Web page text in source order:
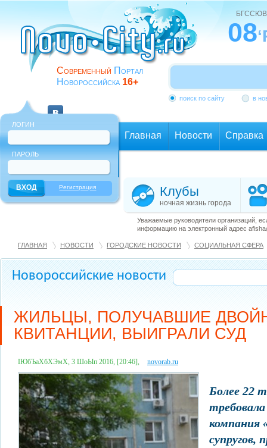
Современный Портал
Новороссийска 16+
08
поиск по сайту в
ЛОГИН
ПАРОЛЬ
Регистрация
Главная Новости Справка
Клубы
ночная жизнь города
Уважаемые руководители организаций,
информацию на электронный адрес
ГЛАВНАЯ НОВОСТИ ГОРОДСКИЕ НОВОСТИ СОЦИАЛЬНАЯ СФЕРА
Новороссийские новости
ЖИЛЬЦЫ, ПОЛУЧАВШИЕ
КВИТАНЦИИ, ВЫИГРАЛИ СУД
ІЮбЪаХбХЭмХ, 3 ШоЫп 2016, [20:46], novorab.ru
Более 22
компания
супругов,